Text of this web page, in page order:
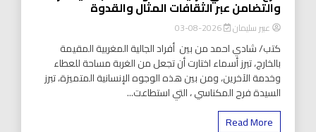
والتضامن عبر الثقافات المثال والقدوة
عبير سليمان 2026-08-03
كتب/ شادي احمد من بين أفراد الجالية المغربية المقيمة
بالخارج، تبرز أسماء اختارت أن تجعل من الغربة مساحة للعطاء
وخدمة الآخرين، ومن بين هذه الوجوه الإنسانية المتميزة، تبرز
السيدة فرح المكناسي ، التي استطاعت...
Read More